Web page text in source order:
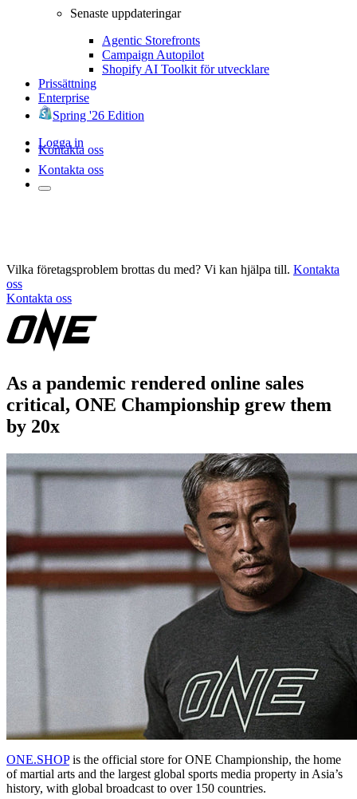
Senaste uppdateringar
Agentic Storefronts
Campaign Autopilot
Shopify AI Toolkit för utvecklare
Prissättning
Enterprise
Spring '26 Edition
Logga in
Kontakta oss
Kontakta oss
Vilka företagsproblem brottas du med? Vi kan hjälpa till. Kontakta
oss
Kontakta oss
As a pandemic rendered online sales
critical, ONE Championship grew them
by 20x
ONE.SHOPis the official store for ONE Championship, the home
of martial arts and the largest global sports media property in Asia’s
history, with global broadcast to over 150 countries.